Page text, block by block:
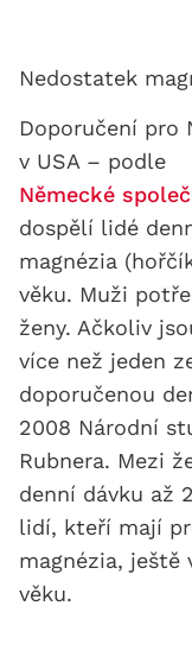
Nedostatek
Doporučení pro
v USA – podle
Německé
dospělí lidé
magnézia
věku. Muži
ženy. Ačkoliv
více než jeden
doporučenou
2008 Národní
Rubnera. Mezi
denní dávku až
lidí, kteří mají
magnézia,
věku.